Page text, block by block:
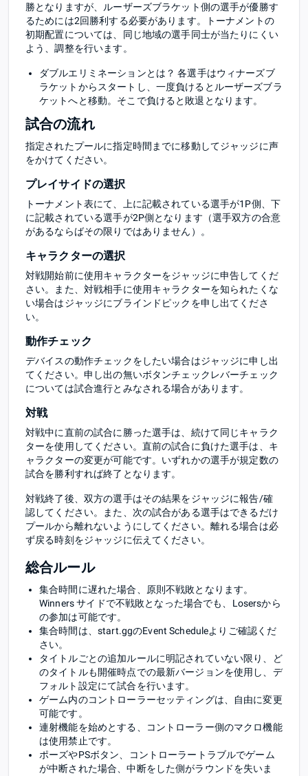
勝となりますが、ルーザーズブラケット側の選手が優勝す
るためには2回勝利する必要があります。トーナメントの
初期配置については、同じ地域の選手同士が当たりにくい
よう、調整を行います。
ダブルエリミネーションとは？ 各選手はウィナーズブ
ラケットからスタートし、一度負けるとルーザーズブラ
ケットへと移動。そこで負けると敗退となります。
試合の流れ
指定されたプールに指定時間までに移動してジャッジに声
をかけてください。
プレイサイドの選択
トーナメント表にて、上に記載されている選手が1P側、下
に記載されている選手が2P側となります（選手双方の合意
があるならばその限りではありません）。
キャラクターの選択
対戦開始前に使用キャラクターをジャッジに申告してくだ
さい。また、対戦相手に使用キャラクターを知られたくな
い場合はジャッジにブラインドピックを申し出てくださ
い。
動作チェック
デバイスの動作チェックをしたい場合はジャッジに申し出
てください。申し出の無いボタンチェックレバーチェック
については試合進行とみなされる場合があります。
対戦
対戦中に直前の試合に勝った選手は、続けて同じキャラク
ターを使用してください。直前の試合に負けた選手は、キ
ャラクターの変更が可能です。いずれかの選手が規定数の
試合を勝利すれば終了となります。
対戦終了後、双方の選手はその結果をジャッジに報告/確
認してください。また、次の試合がある選手はできるだけ
プールから離れないようにしてください。離れる場合は必
ず戻る時刻をジャッジに伝えてください。
総合ルール
集合時間に遅れた場合、原則不戦敗となります。
Winners サイドで不戦敗となった場合でも、Losersから
の参加は可能です。
集合時間は、start.ggのEvent Scheduleよりご確認くだ
さい。
タイトルごとの追加ルールに明記されていない限り、ど
のタイトルも開催時点での最新バージョンを使用し、デ
フォルト設定にて試合を行います。
ゲーム内のコントローラーセッティングは、自由に変更
可能です。
連射機能を始めとする、コントローラー側のマクロ機能
は使用禁止です。
ポーズやPSボタン、コントローラートラブルでゲーム
が中断された場合、中断をした側がラウンドを失いま